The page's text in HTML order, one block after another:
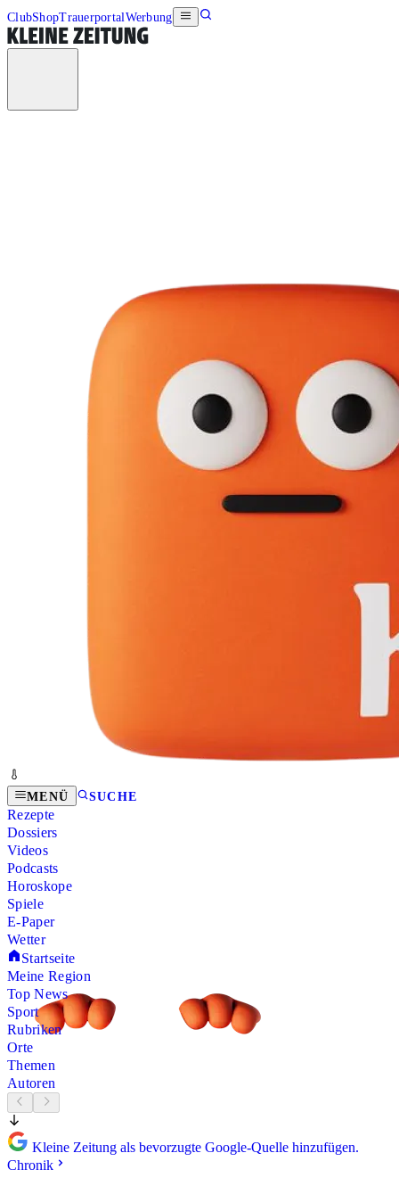
ClubShopTrauerportalWerbung
MENÜ SUCHE
Rezepte
Dossiers
Videos
Podcasts
Horoskope
Spiele
E-Paper
Wetter
Startseite
Meine Region
Top News
Sport
Rubriken
Orte
Themen
Autoren
Kleine Zeitung als bevorzugte Google-Quelle hinzufügen.
Chronik